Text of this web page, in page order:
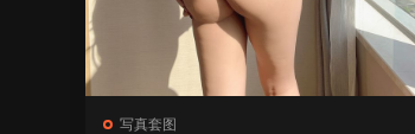
写真套图